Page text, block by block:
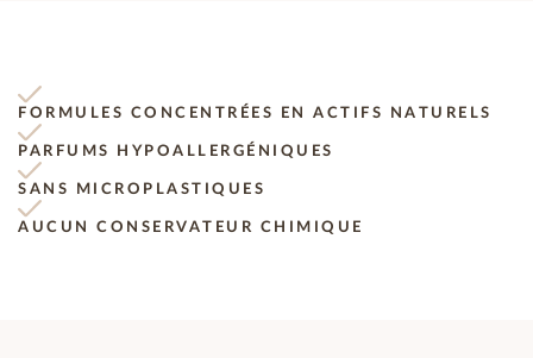
FORMULES CONCENTRÉES EN ACTIFS NATURELS
PARFUMS HYPOALLERGÉNIQUES
SANS MICROPLASTIQUES
AUCUN CONSERVATEUR CHIMIQUE